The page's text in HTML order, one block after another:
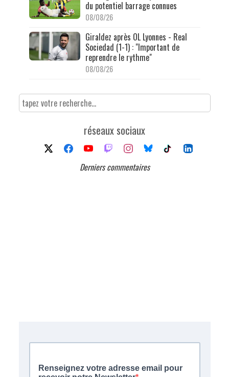
du potentiel barrage connues
08/08/26
Giraldez après OL Lyonnes - Real
Sociedad (1-1) : "Important de
reprendre le rythme"
08/08/26
réseaux sociaux
Derniers commentaires